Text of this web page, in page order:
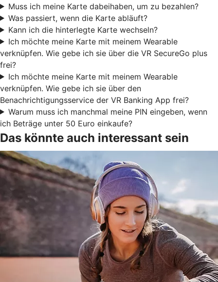
Muss ich meine Karte dabeihaben, um zu bezahlen?
Was passiert, wenn die Karte abläuft?
Kann ich die hinterlegte Karte wechseln?
Ich möchte meine Karte mit meinem Wearable
verknüpfen. Wie gebe ich sie über die VR SecureGo plus
frei?
Ich möchte meine Karte mit meinem Wearable
verknüpfen. Wie gebe ich sie über den
Benachrichtigungsservice der VR Banking App frei?
Warum muss ich manchmal meine PIN eingeben, wenn
ich Beträge unter 50 Euro einkaufe?
Das könnte auch interessant sein